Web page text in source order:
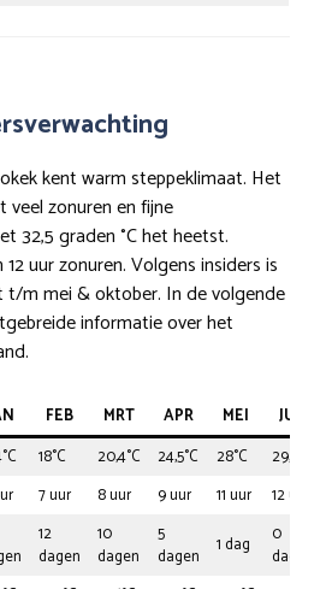
kent warm steppeklimaat. Het
veel zonuren en fijne
32,5 graden °C het heetst.
12 uur zonuren. Volgens insiders is
m mei & oktober. In de volgende
informatie over het
FEB MRT APR MEI
JUN
18°C 20,4°C 24,5°C 28°C
29,3°C
7 uur 8 uur 9 uur 11 uur
12 uur
12
dagen
10
dagen
5
dagen
1 dag
0
dagen